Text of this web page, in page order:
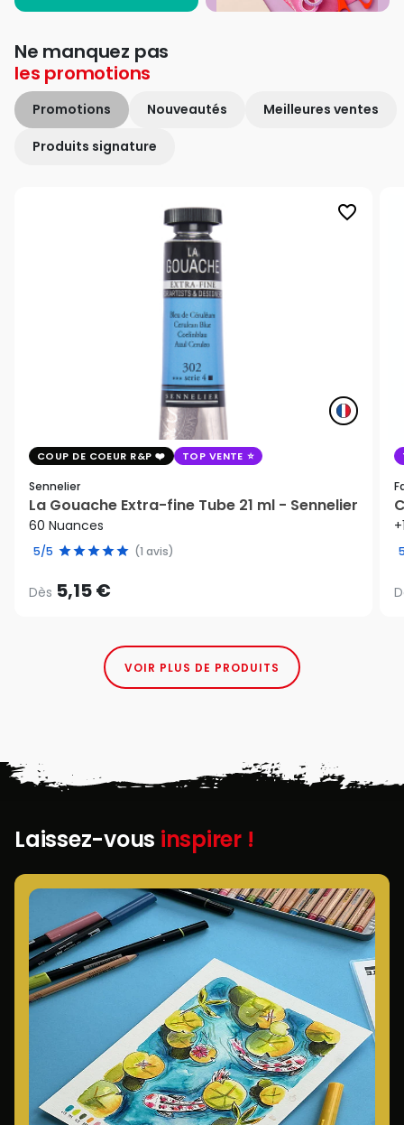
Ne manquez pas
les promotions
Promotions Nouveautés Meilleures ventes
Produits signature
favorite_border
COUP DE COEUR R&P TOP VENTE
Sennelier
La Gouache Extra-fine Tube 21 ml - Sennelier
60 Nuances
5/5 (1 avis)
Dès 5,15 €
VOIR PLUS DE PRODUITS
Laissez-vous inspirer !